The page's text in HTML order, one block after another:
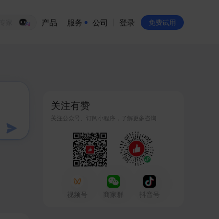
生意专家
产品 服务 公司
品牌物料下载
有赞公益
登录 免费试用
关注有赞
关注公众号、订阅小程序，了解更多咨询
视频号 商家群 抖音号